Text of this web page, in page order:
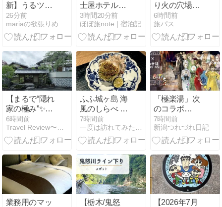
新】うるツヤ
美髪へ導く💖
おすすめトリ
ートメント人
TOP5！サロ
ン専売品から
話題のオイル
まで徹底解説
✨
26分前
mariaの欲張りめぐりガイド
士屋ホテル」
宿泊記⑤朝食
も「ザ・フジ
ヤ」で伝統の
名物カクテル
etc..
3時間20分前
ほぼ旅note | 宿泊記
り火の穴場徹
底ガイド！混
雑回避の極意
6時間前
旅パス
【まるで“隠れ
家の極み”✨】
テレビ紹介で
話題！欅の宿
縁(滋賀県甲賀
みたら…静か
すぎる癒し空
間だった件
6時間前
Travel Review〜ツーリング・旅行記・旅情報〜
ふふ城ヶ島 海
風のしらべ 〜
夕食篇〜
7時間前
一度は訪れてみたい憧れの湯宿に行くぞ
「極楽湯」次
のコラボ
は・・・
7時間前
新潟つれづれ日記
業務用のマッ
【栃木/鬼怒
【2026年7月